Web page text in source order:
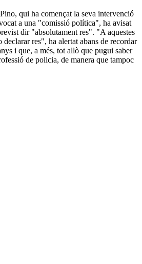
qui ha començat la seva intervenció
a una "comissió política", ha avisat
dir "absolutament res". "A aquestes
declarar res", ha alertat abans de recordar
i que, a més, tot allò que pugui saber
de policia, de manera que tampoc